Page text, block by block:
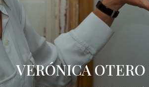
VERÓNICA OTERO